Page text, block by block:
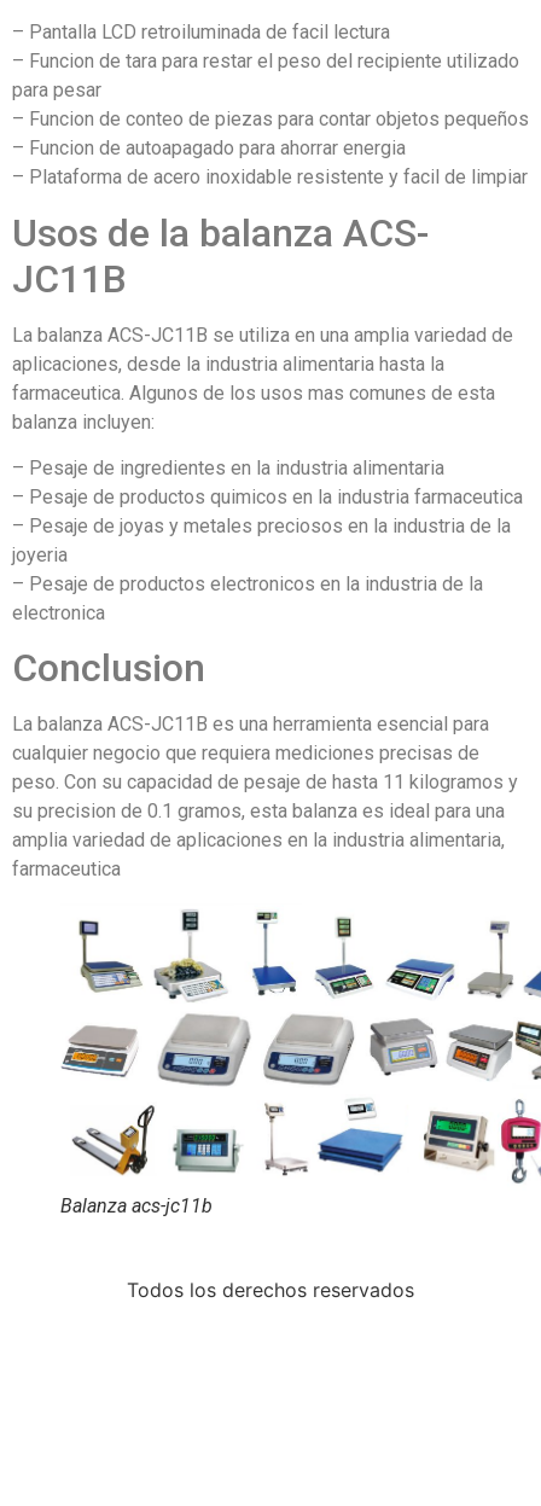
– Pantalla LCD retroiluminada de facil lectura
– Funcion de tara para restar el peso del recipiente utilizado
para pesar
– Funcion de conteo de piezas para contar objetos pequeños
– Funcion de autoapagado para ahorrar energia
– Plataforma de acero inoxidable resistente y facil de limpiar
Usos de la balanza ACS-
JC11B
La balanza ACS-JC11B se utiliza en una amplia variedad de
aplicaciones, desde la industria alimentaria hasta la
farmaceutica. Algunos de los usos mas comunes de esta
balanza incluyen:
– Pesaje de ingredientes en la industria alimentaria
– Pesaje de productos quimicos en la industria farmaceutica
– Pesaje de joyas y metales preciosos en la industria de la
joyeria
– Pesaje de productos electronicos en la industria de la
electronica
Conclusion
La balanza ACS-JC11B es una herramienta esencial para
cualquier negocio que requiera mediciones precisas de
peso. Con su capacidad de pesaje de hasta 11 kilogramos y
su precision de 0.1 gramos, esta balanza es ideal para una
amplia variedad de aplicaciones en la industria alimentaria,
farmaceutica
Balanza acs-jc11b
Todos los derechos reservados